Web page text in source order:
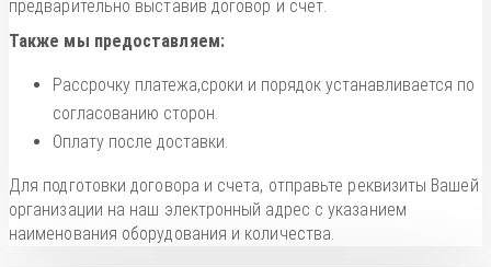
предварительно выставив договор и счет.
Также мы предоставляем:
Рассрочку платежа,сроки и порядок устанавливается по
согласованию сторон.
Оплату после доставки.
Для подготовки договора и счета, отправьте реквизиты Вашей
организации на наш электронный адрес с указанием
наименования оборудования и количества.